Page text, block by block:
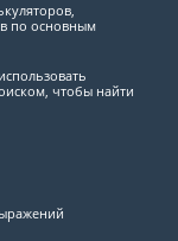
по основным
чтобы найти